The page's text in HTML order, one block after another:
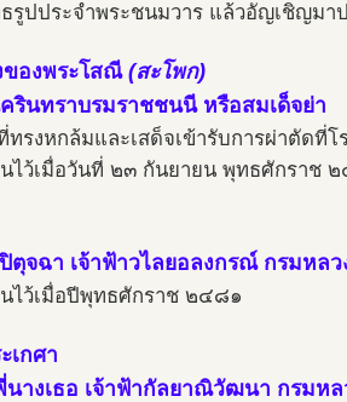
รูปประจำพระชนมวาร แล้วอัญเชิญมา
องพระโสณี (สะโพก)
รินทราบรมราชชนนี หรือสมเด็จย่า
ทรงหกล้มและเสด็จเข้ารับการผ่าตัดที่โ
ไว้เมื่อวันที่ ๒๓ กันยายน พุทธศักราช
ตุจฉา เจ้าฟ้าวไลยอลงกรณ์ กรมหลว
ไว้เมื่อปีพุทธศักราช ๒๔๘๑
เกศา
นางเธอ เจ้าฟ้ากัลยาณิวัฒนา กรมห